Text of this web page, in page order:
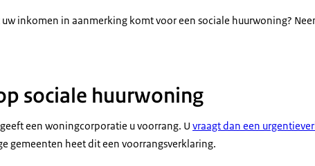
socialehuurwoning.
van een smartphone staat: of bel naar 1400.)
inkomen in aanmerking komt voor een sociale huurwoning?
sociale huurwoning
een woningcorporatie u voorrang. U vraagt dan een
gemeenten heet dit een voorrangsverklaring.